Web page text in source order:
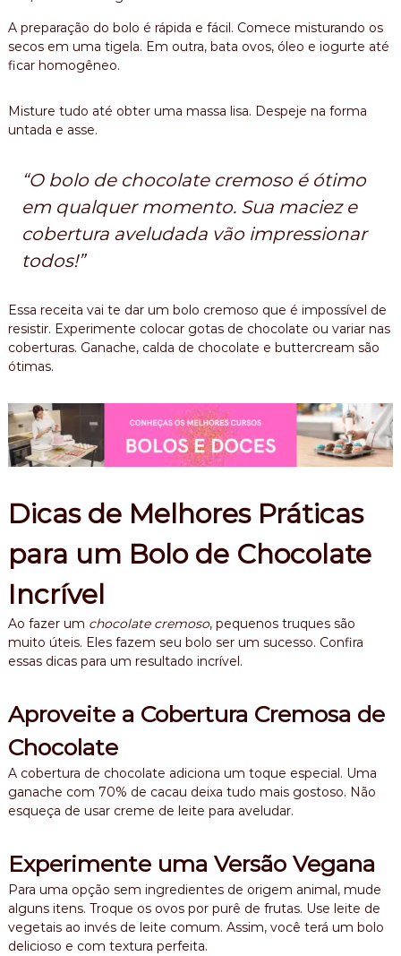
A preparação do bolo é rápida e fácil. Comece misturando os
secos em uma tigela. Em outra, bata ovos, óleo e iogurte até
ficar homogêneo.
Misture tudo até obter uma massa lisa. Despeje na forma
untada e asse.
“O bolo de chocolate cremoso é ótimo
em qualquer momento. Sua maciez e
cobertura aveludada vão impressionar
todos!”
Essa receita vai te dar um bolo cremoso que é impossível de
resistir. Experimente colocar gotas de chocolate ou variar nas
coberturas. Ganache, calda de chocolate e buttercream são
ótimas.
Dicas de Melhores Práticas
para um Bolo de Chocolate
Incrível
Ao fazer um chocolate cremoso, pequenos truques são
muito úteis. Eles fazem seu bolo ser um sucesso. Confira
essas dicas para um resultado incrível.
Aproveite a Cobertura Cremosa de
Chocolate
A cobertura de chocolate adiciona um toque especial. Uma
ganache com 70% de cacau deixa tudo mais gostoso. Não
esqueça de usar creme de leite para aveludar.
Experimente uma Versão Vegana
Para uma opção sem ingredientes de origem animal, mude
alguns itens. Troque os ovos por purê de frutas. Use leite de
vegetais ao invés de leite comum. Assim, você terá um bolo
delicioso e com textura perfeita.